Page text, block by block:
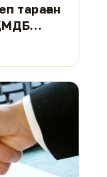
тараған